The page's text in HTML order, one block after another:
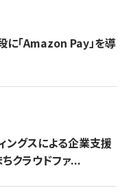
に「Amazon Pay」を導
ングスによる企業支援
クラウドファ...